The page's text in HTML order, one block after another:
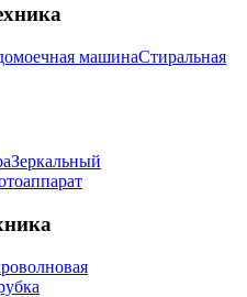
машинаСтиральная
Зеркальный